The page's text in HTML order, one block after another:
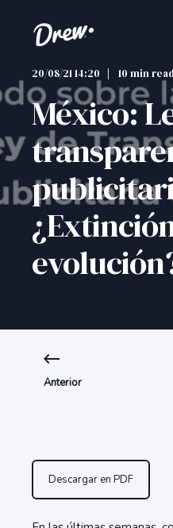
20/08/21 14:20 10 min
México:
Anterior
Descargar en PDF